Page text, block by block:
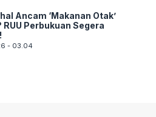
Ancam ‘Makanan Otak’
Perbukuan Segera
- 03.04